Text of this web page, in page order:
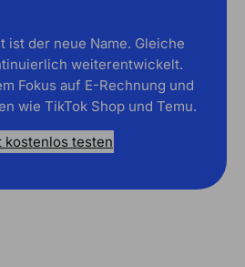
ist der neue Name. Gleiche
weiterentwickelt.
Fokus auf E-Rechnung und
wie TikTok Shop und Temu.
kostenlos testen